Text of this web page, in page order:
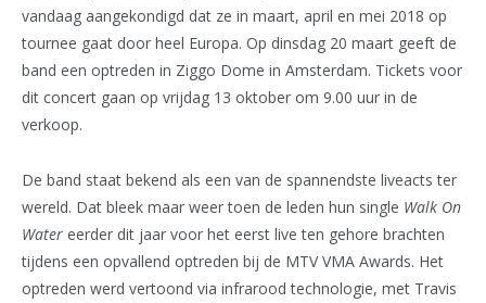
vandaag aangekondigd dat ze in maart, april en mei 2018 op
tournee gaat door heel Europa. Op dinsdag 20 maart geeft de
band een optreden in Ziggo Dome in Amsterdam. Tickets voor
dit concert gaan op vrijdag 13 oktober om 9.00 uur in de
verkoop.
De band staat bekend als een van de spannendste liveacts ter
wereld. Dat bleek maar weer toen de leden hun single Walk On
Water eerder dit jaar voor het eerst live ten gehore brachten
tijdens een opvallend optreden bij de MTV VMA Awards. Het
optreden werd vertoond via infrarood technologie, met Travis